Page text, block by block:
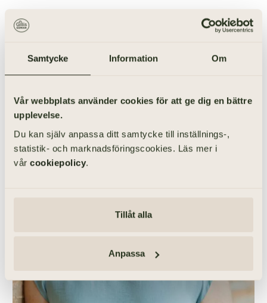
Samtycke Information Om
Vår webbplats använder cookies för att ge dig en bättre
upplevelse.
Du kan själv anpassa ditt samtycke till inställnings-,
statistik- och marknadsföringscookies. Läs mer i
vår cookiepolicy.
Tillåt alla
Anpassa